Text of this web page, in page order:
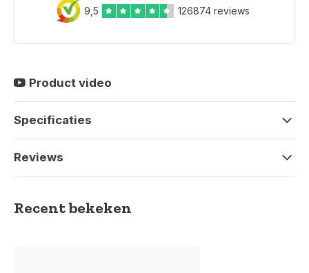
9,5 126874 reviews
Product video
Specificaties
Reviews
Recent bekeken